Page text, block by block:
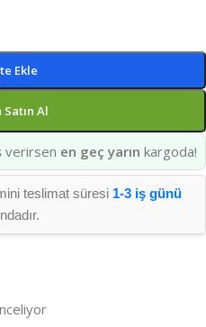
Ekle
Al
verirsen en geç yarın kargoda!
teslimat süresi 1-3 iş günü